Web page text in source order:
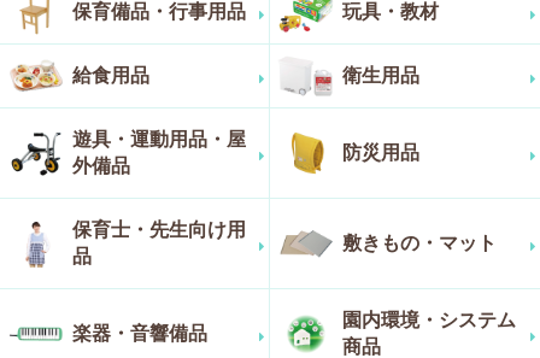
保育備品・行事用品 玩具・教材
給食用品 衛生用品
遊具・運動用品・屋
外備品
防災用品
保育士・先生向け用
品
敷きもの・マット
楽器・音響備品
園内環境・システム
商品